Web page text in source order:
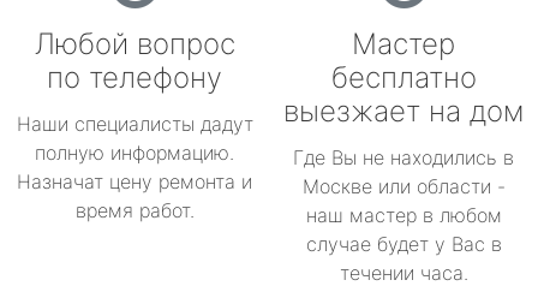
Любой вопрос
по телефону
Наши специалисты дадут
полную информацию.
Назначат цену ремонта и
время работ.
Мастер
бесплатно
выезжает на дом
Где Вы не находились в
Москве или области -
наш мастер в любом
случае будет у Вас в
течении часа.